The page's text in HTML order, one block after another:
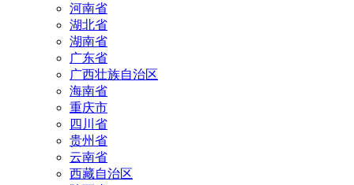
河南省
湖北省
湖南省
广东省
广西壮族自治区
海南省
重庆市
四川省
贵州省
云南省
西藏自治区